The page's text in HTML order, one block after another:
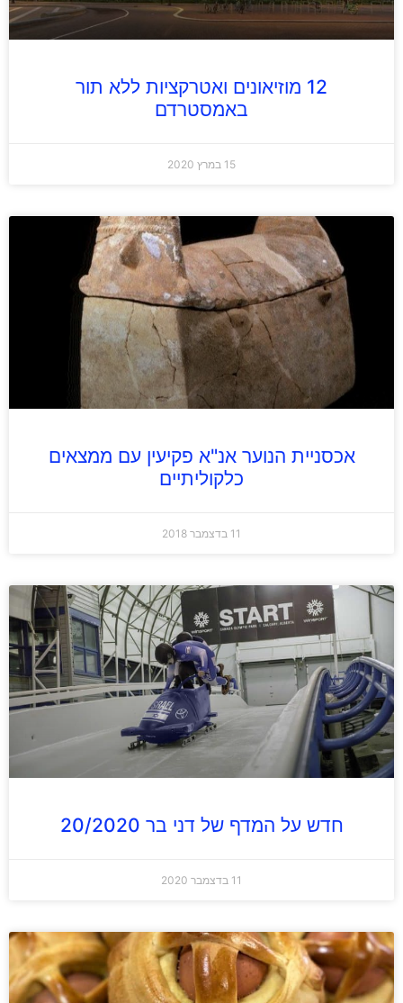
12 מוזיאונים ואטרקציות ללא תור
באמסטרדם
15 במרץ 2020
אכסניית הנוער אנ"א פקיעין עם ממצאים
כלקוליתיים
11 בדצמבר 2018
חדש על המדף של דני בר 20/2020
11 בדצמבר 2020